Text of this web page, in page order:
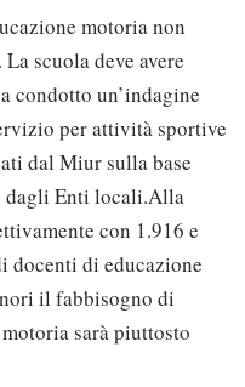
motoria non
scuola deve avere
condotto un’indagine
per attività sportive
dal Miur sulla base
Enti locali.Alla
con 1.916 e
docenti di educazione
il fabbisogno di
sarà piuttosto